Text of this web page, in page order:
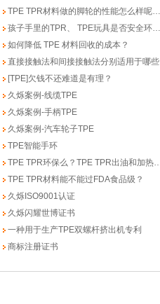
TPE TPR材料做的脚轮的性能怎么样呢？耐用吗？
孩子手里的TPR、 TPE玩具是否安全环保？
如何降低 TPE 材料回收的成本？
直接接触法和间接接触法分别适用于哪些医疗级TPE材料？
[TPE]欠钱不还难道是有理？
久烁案例-线缆TPE
久烁案例-手柄TPE
久烁案例-汽车轮子TPE
TPE智能手环
TPE TPR环保么？TPE TPR出油和加热后与人体接触有害吗？
TPE TPR材料能不能过FDA食品级？
久烁ISO9001认证
久烁闪耀世博证书
一种用于生产TPE双螺杆挤出机专利
商标注册证书